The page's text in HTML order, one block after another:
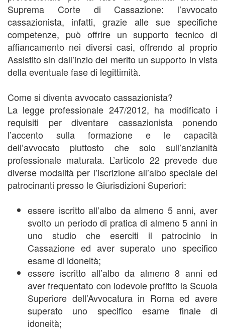
Suprema Corte di Cassazione: l’avvocato
cassazionista, infatti, grazie alle sue specifiche
competenze, può offrire un supporto tecnico di
affiancamento nei diversi casi, offrendo al proprio
Assistito sin dall’inzio del merito un supporto in vista
della eventuale fase di legittimità.
Come si diventa avvocato cassazionista?
La legge professionale 247/2012, ha modificato i
requisiti per diventare cassazionista ponendo
l’accento sulla formazione e le capacità
dell’avvocato piuttosto che solo sull’anzianità
professionale maturata. L’articolo 22 prevede due
diverse modalità per l’iscrizione all’albo speciale dei
patrocinanti presso le Giurisdizioni Superiori:
essere iscritto all’albo da almeno 5 anni, aver
svolto un periodo di pratica di almeno 5 anni in
uno studio che eserciti il patrocinio in
Cassazione ed aver superato uno specifico
esame di idoneità;
essere iscritto all’albo da almeno 8 anni ed
aver frequentato con lodevole profitto la Scuola
Superiore dell’Avvocatura in Roma ed avere
superato uno specifico esame finale di
idoneità;